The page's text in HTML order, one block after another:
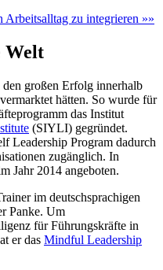
Arbeitsalltag zu integrieren »»
Welt
großen Erfolg innerhalb
hätten. So wurde für
das Institut
(SIYLI) gegründet.
Leadership Program dadurch
zugänglich. In
Jahr 2014 angeboten.
im deutschsprachigen
Panke. Um
für Führungskräfte in
er das Mindful Leadership